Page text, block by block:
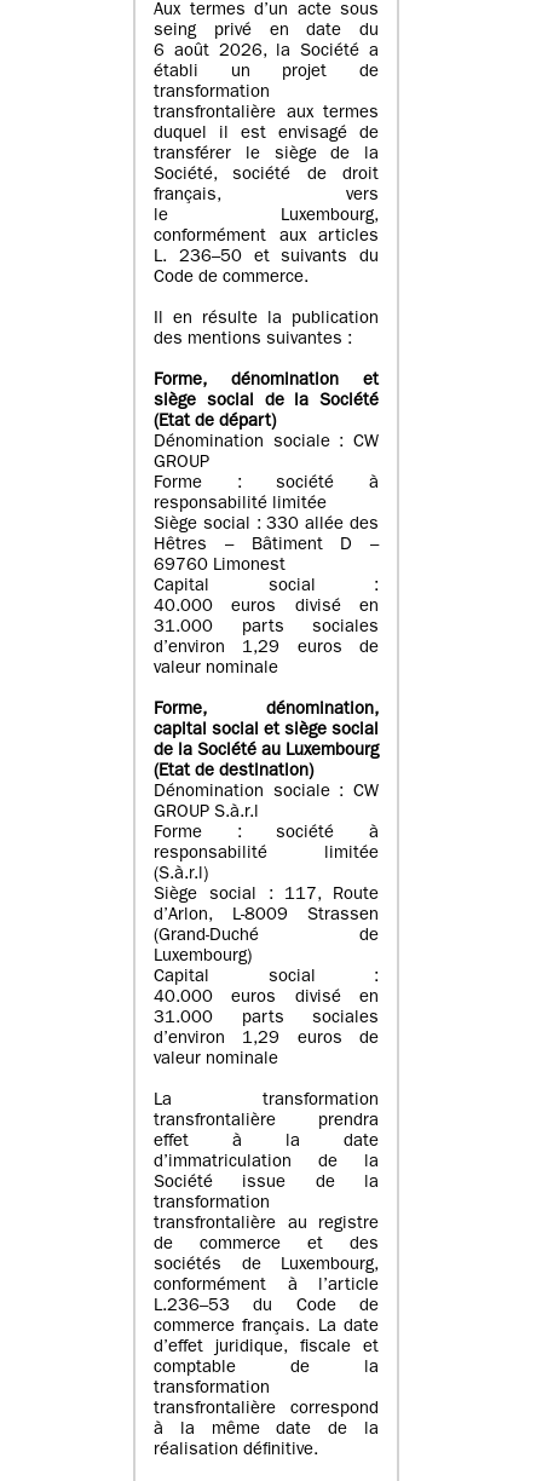
Aux termes d’un acte sous
seing privé en date du
6 août 2026, la Société a
établi un projet de
transformation
transfrontalière aux termes
duquel il est envisagé de
transférer le siège de la
Société, société de droit
français, vers
le Luxembourg,
conformément aux articles
L. 236–50 et suivants du
Code de commerce.
Il en résulte la publication
des mentions suivantes :
Forme, dénomination et
siège social de la Société
(Etatde départ)
Dénomination sociale : CW
GROUP
Forme : société à
responsabilité limitée
Siège social : 330 allée des
Hêtres – Bâtiment D –
69760 Limonest
Capital social :
40.000 euros divisé en
31.000 parts sociales
d’environ 1,29 euros de
valeur nominale
Forme, dénomination,
capital social et siège social
de la Société au Luxembourg
(Etat de destination)
Dénomination sociale : CW
GROUP S.à.r.l
Forme : société à
responsabilité limitée
(S.à.r.l)
Siège social : 117, Route
d’Arlon, L-8009 Strassen
(Grand-Duché de
Luxembourg)
Capital social :
40.000 euros divisé en
31.000 parts sociales
d’environ 1,29 euros de
valeur nominale
La transformation
transfrontalière prendra
effet à la date
d’immatriculation de la
Société issue de la
transformation
transfrontalière au registre
de commerce et des
sociétés de Luxembourg,
conformément à l’article
L.236–53 du Code de
commerce français. La date
d’effet juridique, fiscale et
comptable de la
transformation
transfrontalière correspond
à la même date de la
réalisation définitive.